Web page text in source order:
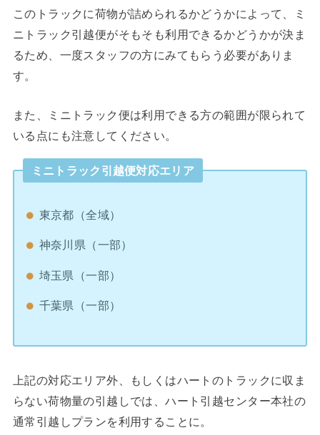
このトラックに荷物が詰められるかどうかによって、ミ
ニトラック引越便がそもそも利用できるかどうかが決ま
るため、一度スタッフの方にみてもらう必要がありま
す。
また、ミニトラック便は利用できる方の範囲が限られて
いる点にも注意してください。
ミニトラック引越便対応エリア
東京都（全域）
神奈川県（一部）
埼玉県（一部）
千葉県（一部）
上記の対応エリア外、もしくはハートのトラックに収ま
らない荷物量の引越しでは、ハート引越センター本社の
通常引越しプランを利用することに。